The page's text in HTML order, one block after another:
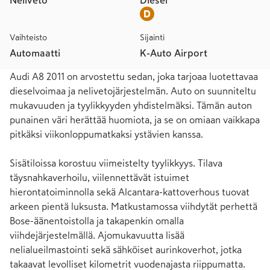
Vaihteisto
Automaatti
Sijainti
K-Auto Airport
Audi A8 2011 on arvostettu sedan, joka tarjoaa luotettavaa
dieselvoimaa ja nelivetojärjestelmän. Auto on suunniteltu
mukavuuden ja tyylikkyyden yhdistelmäksi. Tämän auton
punainen väri herättää huomiota, ja se on omiaan vaikkapa
pitkäksi viikonloppumatkaksi ystävien kanssa.
Sisätiloissa korostuu viimeistelty tyylikkyys. Tilava
täysnahkaverhoilu, viilennettävät istuimet
hierontatoiminnolla sekä Alcantara-kattoverhous tuovat
arkeen pientä luksusta. Matkustamossa viihdytät perhettä
Bose-äänentoistolla ja takapenkin omalla
viihdejärjestelmällä. Ajomukavuutta lisää
nelialueilmastointi sekä sähköiset aurinkoverhot, jotka
takaavat levolliset kilometrit vuodenajasta riippumatta.